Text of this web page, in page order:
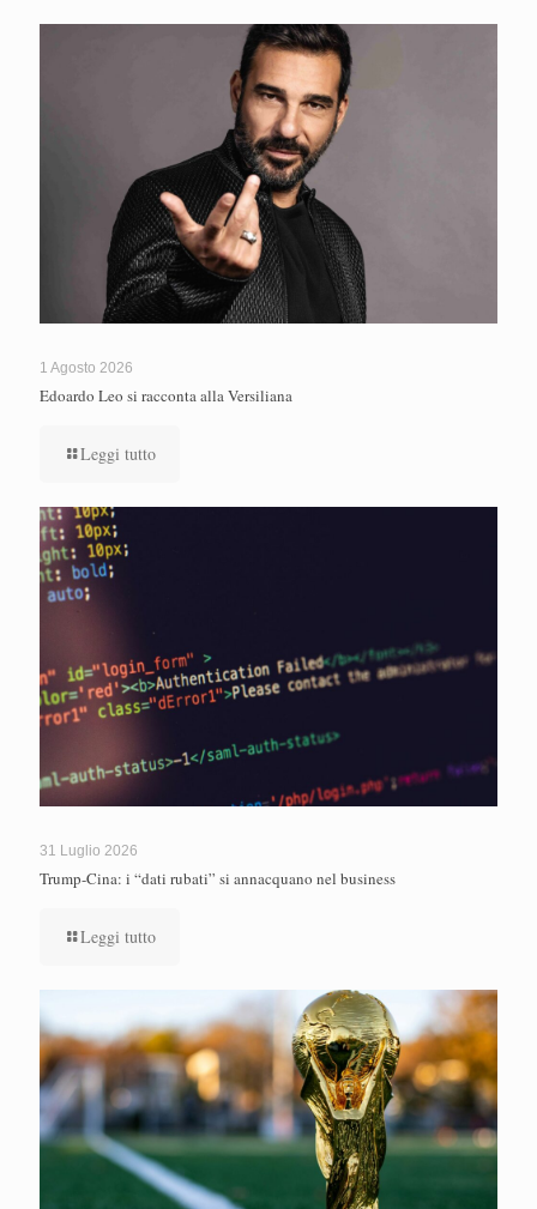
1 Agosto 2026
Edoardo Leo si racconta alla Versiliana
Leggi tutto
31 Luglio 2026
Trump-Cina: i “dati rubati” si annacquano nel business
Leggi tutto